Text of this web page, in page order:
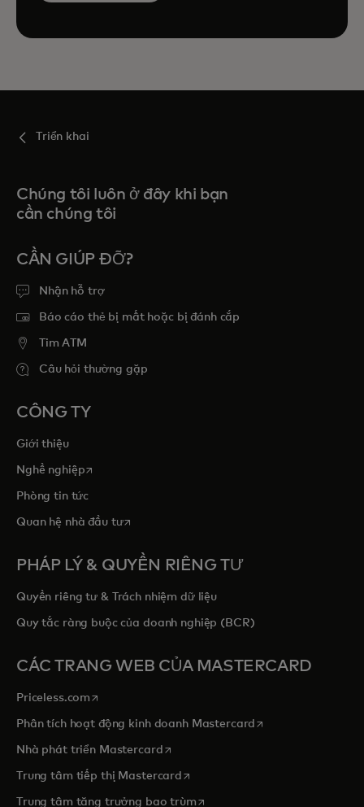
Triển khai
Chúng tôi luôn ở đây khi bạn
cần chúng tôi
CẦN GIÚP ĐỠ?
Nhận hỗ trợ
Báo cáo thẻ bị mất hoặc bị đánh cắp
Tim ATM
Câu hỏi thường gặp
CÔNG TY
Giới thiệu
Nghề nghiệpopens in a new tab
Phòng tin tức
Quan hệ nhà đầu tưopens in a new tab
PHÁP LÝ & QUYỀN RIÊNG TƯ
Quyền riêng tư & Trách nhiệm dữ liệu
Quy tắc ràng buộc của doanh nghiệp (BCR)
CÁC TRANG WEB CỦA MASTERCARD
Priceless.com opens in a new tab
Phân tích hoạt động kinh doanh Mastercard opens in a new tab
Nhà phát triển Mastercardopens in a new tab
Trung tâm tiếp thị Mastercardopens in a new tab
Trung tâm tăng trưởng bao trùmopens in a new tab